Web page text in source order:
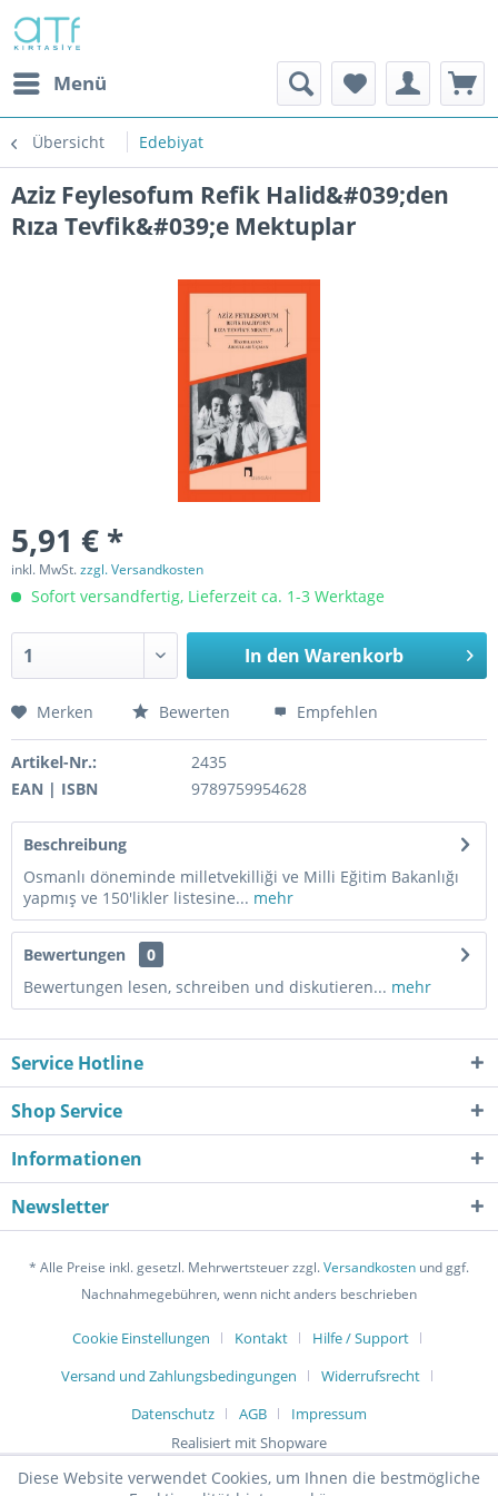
Menü
Übersicht Edebiyat
Aziz Feylesofum Refik Halid&#039;den
Rıza Tevfik&#039;e Mektuplar
5,91 € *
inkl. MwSt.zzgl. Versandkosten
Sofort versandfertig, Lieferzeit ca. 1-3 Werktage
In den Warenkorb
Merken Bewerten Empfehlen
Artikel-Nr.:
2435
EAN | ISBN
9789759954628
Beschreibung
Osmanlı döneminde milletvekilliği ve Milli Eğitim Bakanlığı
yapmış ve 150'likler listesine... mehr
Bewertungen
0
Bewertungen lesen, schreiben und diskutieren... mehr
Service Hotline
Shop Service
Informationen
Newsletter
* Alle Preise inkl. gesetzl. Mehrwertsteuer zzgl.Versandkosten und ggf.
Nachnahmegebühren, wenn nicht anders beschrieben
Cookie Einstellungen Kontakt
Hilfe / Support
Versand und Zahlungsbedingungen
Widerrufsrecht
Datenschutz
AGB
Impressum
Realisiert mit Shopware
Diese Website verwendet Cookies, um Ihnen die bestmögliche